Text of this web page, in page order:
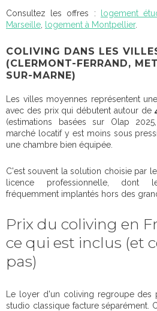
Consultez les offres : logement
Marseille logement à Montpellier.
COLIVING DANS LES
(CLERMONT-FERRAND,
SUR-MARNE)
Les villes moyennes représentent
avec des prix qui débutent autour de
(estimations basées sur Olap
marché locatif y est moins sous
une chambre bien équipée.
C'est souvent la solution choisie par
licence professionnelle, dont
fréquemment implantés hors des
Prix du coliving en
ce qui est inclus (et
pas)
Le loyer d'un coliving regroupe des
studio classique facture séparément.